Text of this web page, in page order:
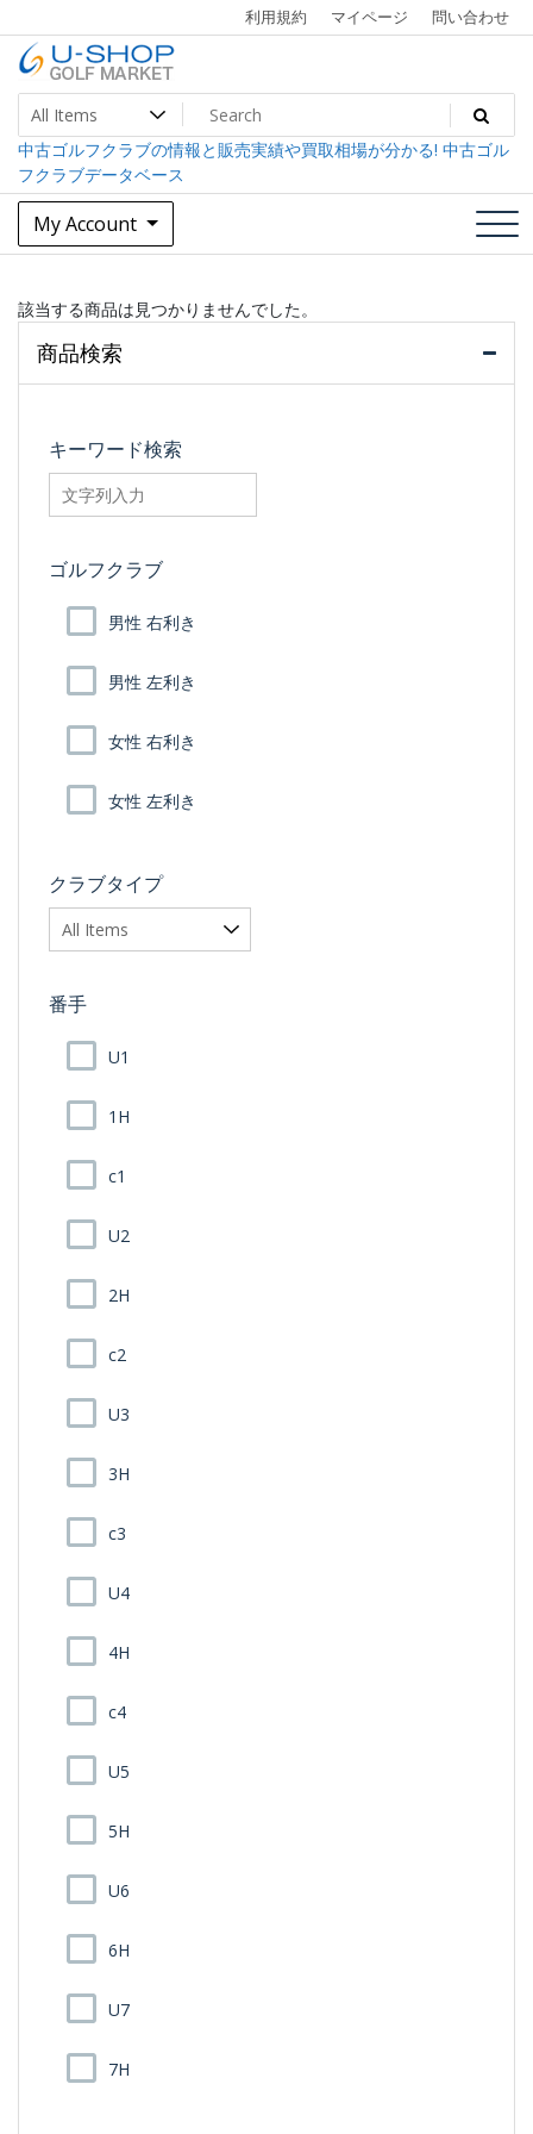
to
content
利用規約 マイページ 問い合わせ
U-SHOP Golf Market dev
中古ゴルフクラブ最大級！U-SHOPゴルフマーケット
中古ゴルフクラブの情報と販売実績や買取相場が分かる! 中古ゴル
フクラブデータベース
My Account
該当する商品は見つかりませんでした。
商品検索
キーワード検索
searchfilter_pro
ゴルフクラブ
男性 右利き
男性 左利き
女性 右利き
女性 左利き
クラブタイプ
番手
U1
1H
c1
U2
2H
c2
U3
3H
c3
U4
4H
c4
U5
5H
U6
6H
U7
7H